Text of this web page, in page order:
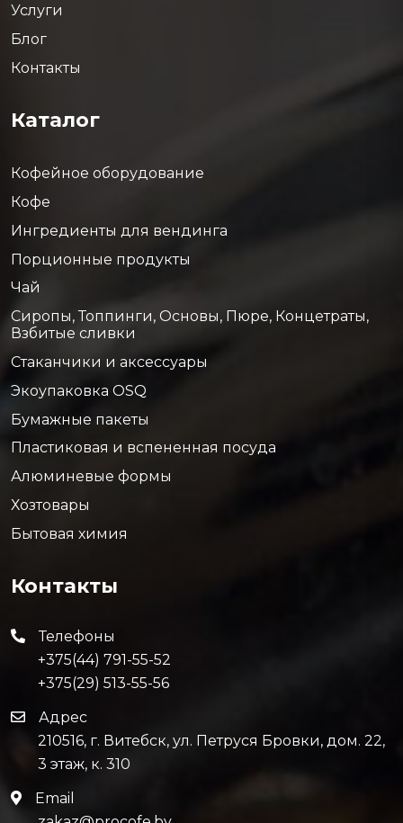
Услуги
Блог
Контакты
Каталог
Кофейное оборудование
Кофе
Ингредиенты для вендинга
Порционные продукты
Чай
Сиропы, Топпинги, Основы, Пюре, Концетраты,
Взбитые сливки
Стаканчики и аксессуары
Экоупаковка OSQ
Бумажные пакеты
Пластиковая и вспененная посуда
Алюминевые формы
Хозтовары
Бытовая химия
Контакты
Телефоны
+375(44) 791-55-52
+375(29) 513-55-56
Адрес
210516, г. Витебск, ул. Петруся Бровки, дом. 22,
3 этаж, к. 310
Email